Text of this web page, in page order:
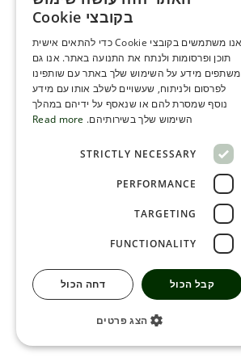
ENGLISH
SERBIA
HEBREW
RUSSIAN
SERBIAN-2
בקובצי Cookie
אנו משתמשים בקובצי Cookie כדי להתאים אישית
תוכן ופרסומות ולנתח את התנועה באתר. אנו גם
משתפים מידע על השימוש שלך באתר עם שותפינו
לפרסום ולניתוח, שעשויים לשלב אותו עם מידע
נוסף שמסרת להם או שנאסף על ידיהם במהלך
השימוש שלך בשירותיהם. Read more
STRICTLY NECESSARY
PERFORMANCE
TARGETING
FUNCTIONALITY
קבל הכול דחה הכול
הצג פרטים